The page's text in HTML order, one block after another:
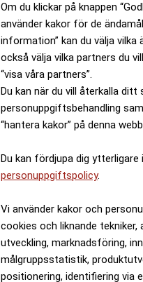
Om du klickar på knappen
använder kakor för de
information” kan du välja vilka
också välja vilka partners du
“visa våra partners”.
Du kan när du vill återkalla
personuppgiftsbehandling
“hantera kakor” på denna
Du kan fördjupa dig ytterligare
personuppgiftspolicy.
Vi använder kakor och
cookies och liknande tekniker,
utveckling, marknadsföring,
målgruppsstatistik,
positionering, identifiering via